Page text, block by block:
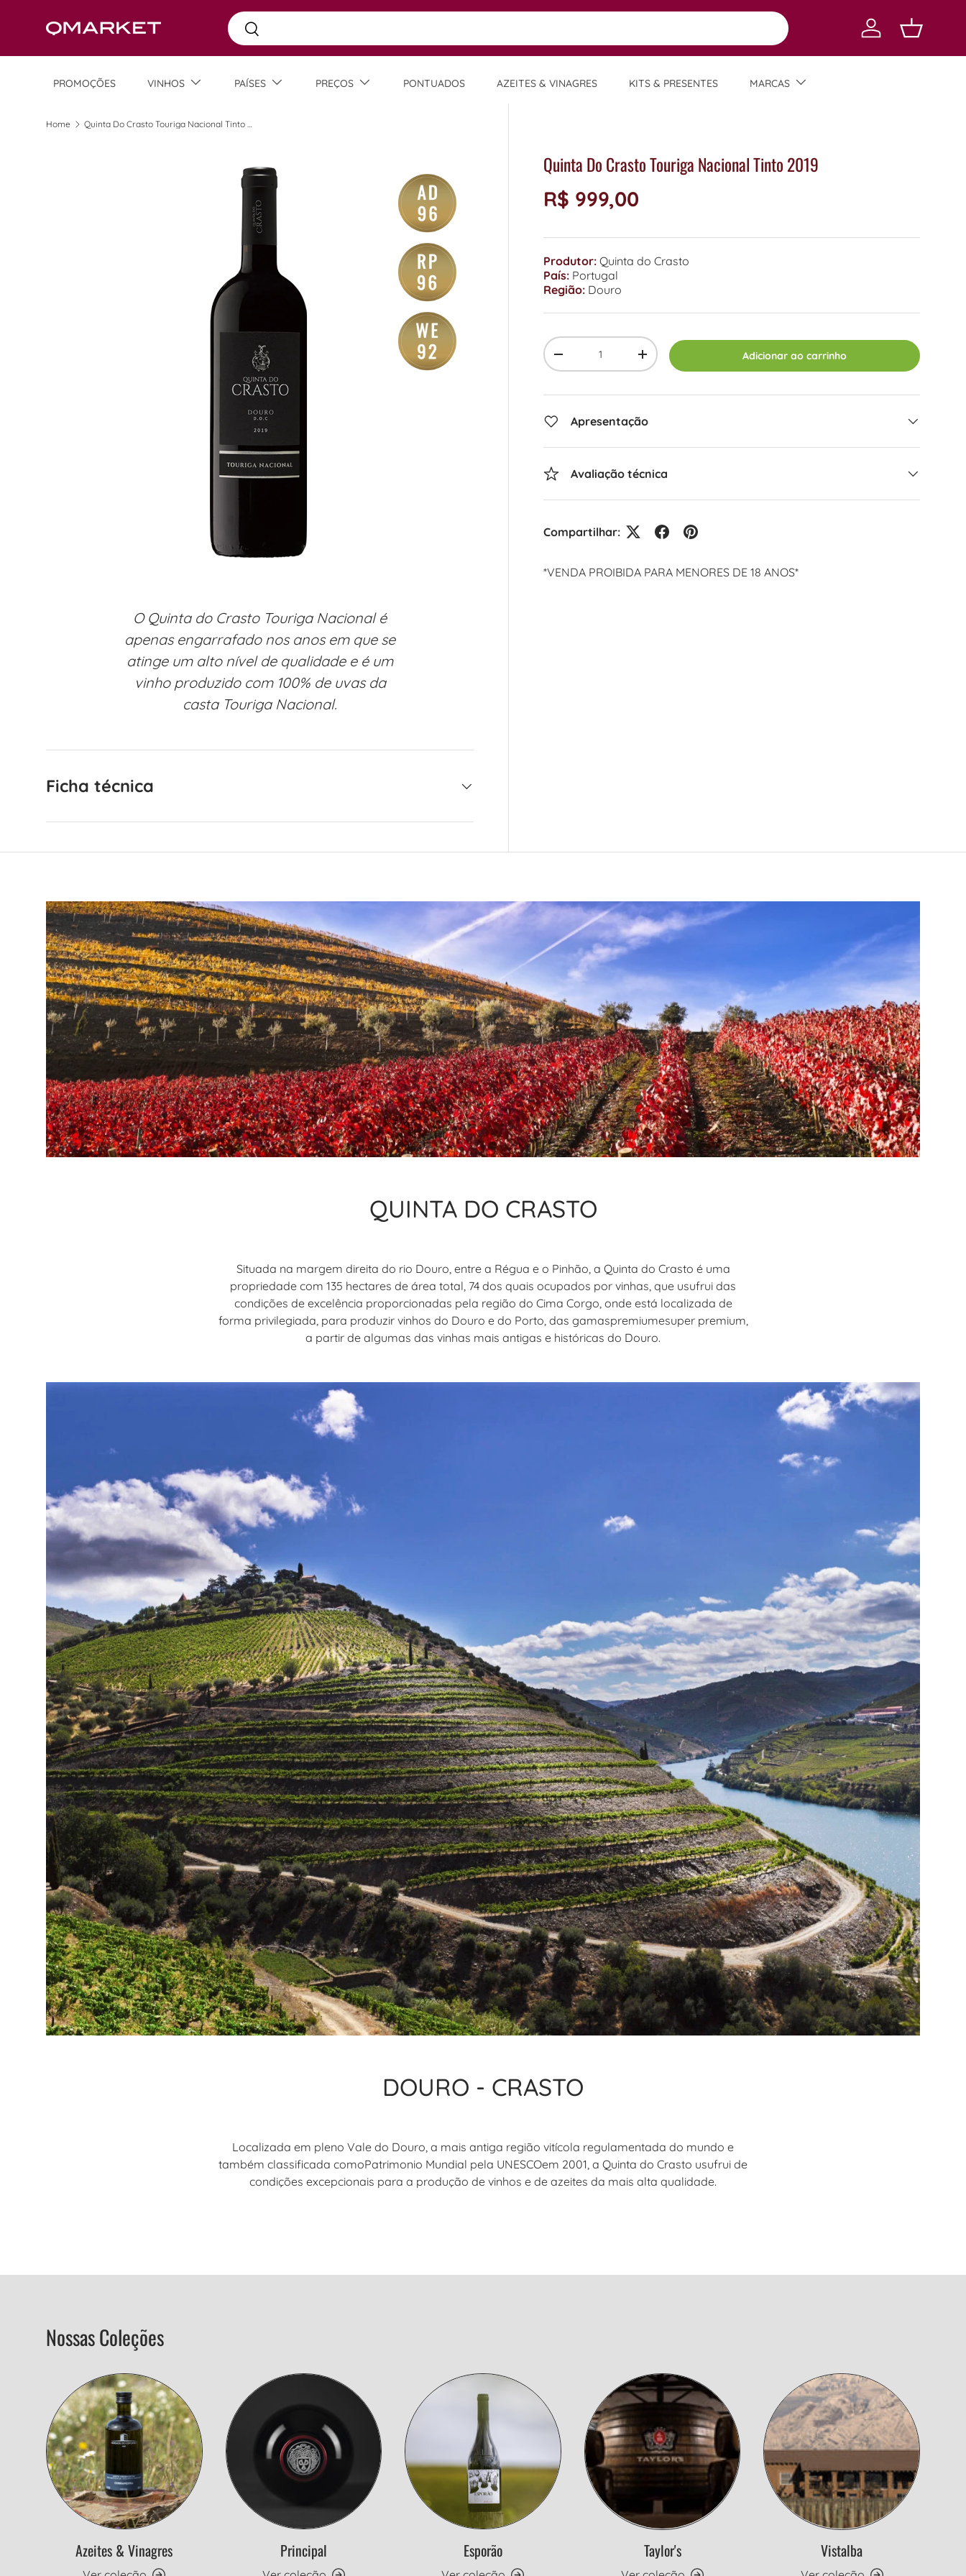
Skip to content Busca
Busca Log inCarrinho
PROMOÇÕES VINHOS PAÍSES PREÇOS PONTUADOS AZEITES & VINAGRES KITS & PRESENTES MARCAS
Home Quinta Do Crasto Touriga Nacional Tinto 2019
Quinta Do Crasto Touriga Nacional Tinto 2019
R$ 999,00
Produtor: Quinta do Crasto
País: Portugal
Região: Douro
Qty
-
+ Adicionar ao carrinho
Apresentação
Avaliação técnica
Compartilhar:
*VENDA PROIBIDA PARA MENORES DE 18 ANOS*
O Quinta do Crasto Touriga Nacional é
apenas engarrafado nos anos em que se
atinge um alto nível de qualidade e é um
vinho produzido com 100% de uvas da
casta Touriga Nacional.
Ficha técnica
QUINTA DO CRASTO
Situada na margem direita do rio Douro, entre a Régua e o Pinhão, a Quinta do Crasto é uma
propriedade com 135 hectares de área total, 74 dos quais ocupados por vinhas, que usufrui das
condições de excelência proporcionadas pela região do Cima Corgo, onde está localizada de
forma privilegiada, para produzir vinhos do Douro e do Porto, das gamaspremiumesuper premium,
a partir de algumas das vinhas mais antigas e históricas do Douro.
DOURO - CRASTO
Localizada em pleno Vale do Douro, a mais antiga região vitícola regulamentada do mundo e
também classificada comoPatrimonio Mundial pela UNESCOem 2001, a Quinta do Crasto usufrui de
condições excepcionais para a produção de vinhos e de azeites da mais alta qualidade.
Nossas Coleções
Azeites & Vinagres Principal Esporão Taylor's Vistalba